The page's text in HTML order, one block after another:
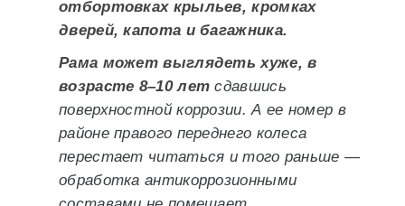
отбортовках крыльев, кромках
дверей, капота и багажника.
Рама может выглядеть хуже, в
возрасте 8–10 лет сдавшись
поверхностной коррозии. А ее номер в
районе правого переднего колеса
перестает читаться и того раньше —
обработка антикоррозионными